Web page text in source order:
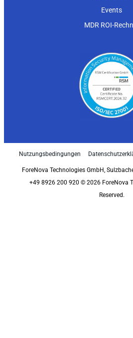
Events
MDR ROI-
Nutzungsbedingungen
ForeNova Technologies GmbH,
+49 8926 200 920 © 2026 ForeNova
Reserved.